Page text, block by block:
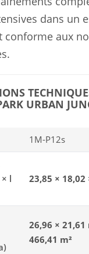
dans un
conforme aux
URBAN
1M-P12s
l
23,85 × 18,02
26,96 ×
466,41 m²